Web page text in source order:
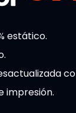
y
ventas y
de
estático.
impresión.